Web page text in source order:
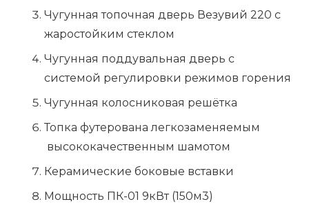
Чугунная топочная дверь Везувий 220 с
жаростойким стеклом
Чугунная поддувальная дверь с
системой регулировки режимов горения
Чугунная колосниковая решётка
Топка футерована легкозаменяемым
высококачественным шамотом
Керамические боковые вставки
Мощность ПК-01 9кВт (150м3)